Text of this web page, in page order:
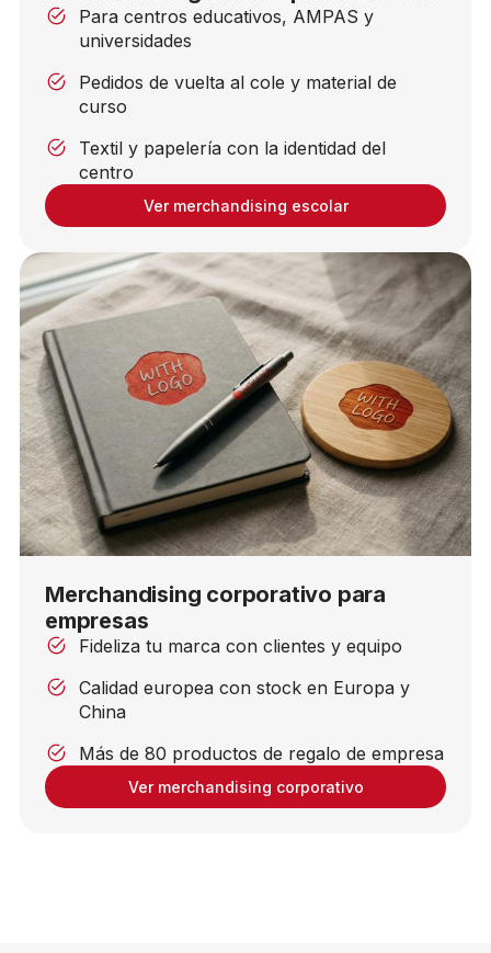
Para centros educativos, AMPAS y
universidades
Pedidos de vuelta al cole y material de
curso
Textil y papelería con la identidad del
centro
Ver merchandising escolar
Merchandising corporativo para
empresas
Fideliza tu marca con clientes y equipo
Calidad europea con stock en Europa y
China
Más de 80 productos de regalo de empresa
Ver merchandising corporativo